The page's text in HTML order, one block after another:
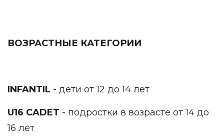
ВОЗРАСТНЫЕ КАТЕГОРИИ
INFANTIL - дети от 12 до 14 лет
U16 CADET - подростки в возрасте от 14 до
16 лет